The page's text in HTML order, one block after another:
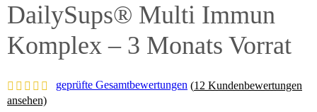
DailySups® Multi Immun
Komplex – 3 Monats Vorrat
geprüfte Gesamtbewertungen (12 Kundenbewertungen
ansehen)